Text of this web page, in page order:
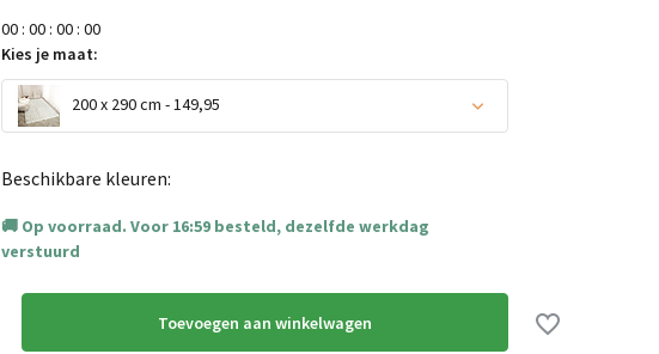
00: 00: 00: 00
Kies je maat:
200 x 290 cm - 149,95
Beschikbare kleuren:
Op voorraad. Voor 16:59 besteld, dezelfde werkdag
verstuurd
Toevoegen aan winkelwagen